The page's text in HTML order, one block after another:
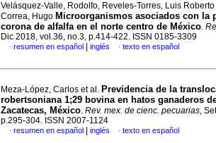
Velásquez-Valle, Rodolfo, Reveles-Torres, Luis
Correa, Hugo Microorganismos asociados con la
corona de alfalfa en el norte centro de México.
Dic 2018, vol.36, no.3, p.414-422. ISSN 0185-3309
· resumen en español inglés · texto en español
Meza-López, Carlos et al. Previdencia de la
robertsoniana 1;29 bovina en hatos ganaderos
Zacatecas, México. Rev. mex. de cienc. pecuarias,
p.295-304. ISSN 2007-1124
· resumen en español inglés · texto en español